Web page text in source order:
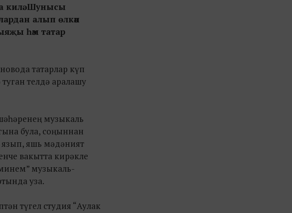
килә. Шунысы
алып өлкән
һәм татар
татарлар күп
телдә аралашу
музыкаль
була, соңыннан
язып, яшь мәдәният
вакытта кирәкле
музыкаль-
уза.
түгел студия “Аулак